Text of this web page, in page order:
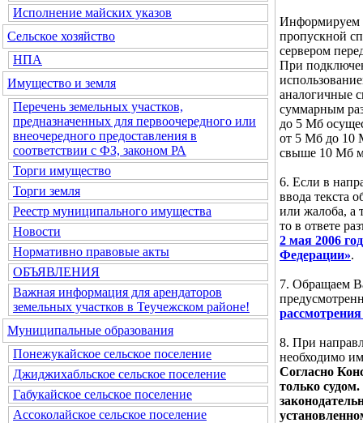
Исполнение майских указов
Сельское хозяйство
НПА
Имущество и земля
Перечень земельных участков,
предназначенных для первоочередного или
внеочередного предоставления в
соответствии с ФЗ, законом РА
Торги имущество
Торги земля
Реестр муниципального имущества
Новости
Нормативно правовые акты
ОБЪЯВЛЕНИЯ
Важная информация для арендаторов
земельных участков в Теучежском районе!
Муниципальные образования
Понежукайское сельское поселение
Джиджихабльское сельское поселение
Габукайское сельское поселение
Ассоколайское сельское поселение
Информируем
пропускной
сервером
При
аналогичные
суммарным
до 5 Мб
от 5 Мб до 10
свыше 10 Мб
6. Если в
ввода текста
или жалоба, а
то в ответе
2 мая 2006
Федерации».
7. Обращаем
8. При
необходимо
Согласно
только